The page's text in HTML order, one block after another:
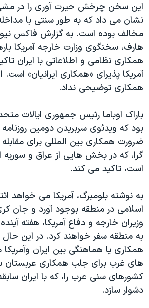
سفر پرزیدنت ترامپ به چین
این سخن چرخش حیرت آوری را در
نشان می داد که به طور سنتی با مداخله
مخالف بوده است. به گزارش فاکس
هارف، سخنگوی وزارت خارجه آمریکا
همکاری نظامی و اطلاعاتی با ایران
آمریکا پذیرای «همکاری ایرانیان» است.
همکاری توضیحی نداد.
باراک اوباما رئیس جمهوری ایالات
بود که ویدئوی سربریدن دومین روزنامه
ضرورت همکاری بین المللی برای مقابله
گرا، که در بخش هایی از عراق و سوریه
است، تاکید می کند.
به نوشته بلومبرگ، آمریکا می خواهد
اسلامی در منطقه بوجود آورد و جان
وزیران خارجه و دفاع آمریکا، هفته
به منطقه سفر خواهند کرد. در این حال
همکاری یا هماهنگی بین ایران
های غرب برای جلب همکاری عربستان
کشورهای سنی عرب را، که با ایران
دشوار سازد.